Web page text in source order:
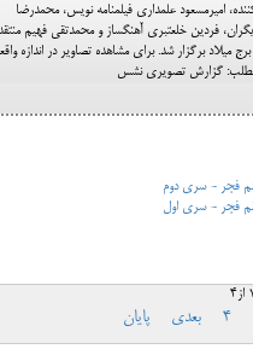
اميرمسعود علمداري فيلمنامه نويس، محمدرضا
فردين خلعتبري آهنگساز و محمدتقي فهيم
برگزار شد. برای مشاهده تصاویر در اندازه
مطلب: گزارش تصویری نشس
فجر - سری دوم
فجر - سری اول
4 بعدی پایان